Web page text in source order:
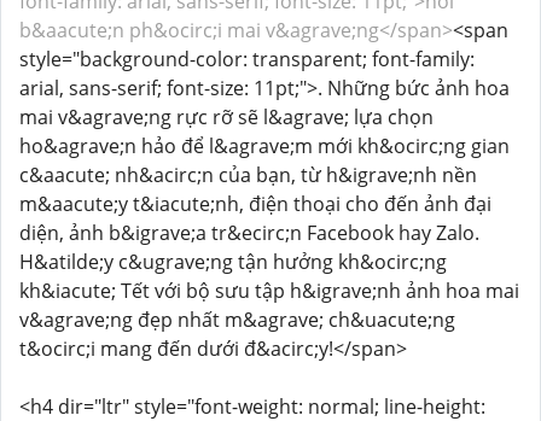
b&aacute;n ph&ocirc;i mai v&agrave;ng</span><span
style="background-color: transparent; font-family:
arial, sans-serif; font-size: 11pt;">. Những bức ảnh hoa
mai v&agrave;ng rực rỡ sẽ l&agrave; lựa chọn
ho&agrave;n hảo để l&agrave;m mới kh&ocirc;ng gian
c&aacute; nh&acirc;n của bạn, từ h&igrave;nh nền
m&aacute;y t&iacute;nh, điện thoại cho đến ảnh đại
diện, ảnh b&igrave;a tr&ecirc;n Facebook hay Zalo.
H&atilde;y c&ugrave;ng tận hưởng kh&ocirc;ng
kh&iacute; Tết với bộ sưu tập h&igrave;nh ảnh hoa mai
v&agrave;ng đẹp nhất m&agrave; ch&uacute;ng
t&ocirc;i mang đến dưới đ&acirc;y!</span>
<h4 dir="ltr" style="font-weight: normal; line-height: